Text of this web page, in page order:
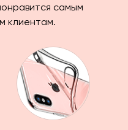
самым
клиентам.